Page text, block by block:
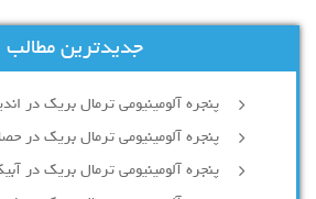
جدیدترین مطالب
پنجره آلومینیومی ترمال بریک در
پنجره آلومینیومی ترمال بریک در
پنجره آلومینیومی ترمال بریک در